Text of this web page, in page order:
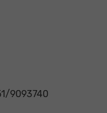
9093740